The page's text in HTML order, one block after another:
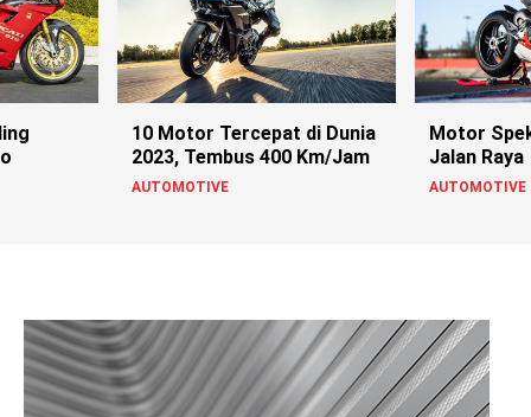
10 Motor Tercepat di Dunia
2023, Tembus 400 Km/Jam
AUTOMOTIVE
Motor
Jalan Raya
AUTOMOTIVE